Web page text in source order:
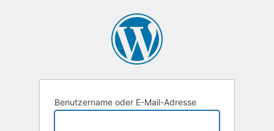
Benutzername oder E-Mail-Adresse